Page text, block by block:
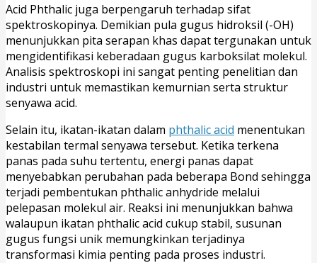
Acid Phthalic juga berpengaruh terhadap sifat
spektroskopinya. Demikian pula gugus hidroksil (-OH)
menunjukkan pita serapan khas dapat tergunakan untuk
mengidentifikasi keberadaan gugus karboksilat molekul.
Analisis spektroskopi ini sangat penting penelitian dan
industri untuk memastikan kemurnian serta struktur
senyawa acid.
Selain itu, ikatan-ikatan dalam phthalic acid menentukan
kestabilan termal senyawa tersebut. Ketika terkena
panas pada suhu tertentu, energi panas dapat
menyebabkan perubahan pada beberapa Bond sehingga
terjadi pembentukan phthalic anhydride melalui
pelepasan molekul air. Reaksi ini menunjukkan bahwa
walaupun ikatan phthalic acid cukup stabil, susunan
gugus fungsi unik memungkinkan terjadinya
transformasi kimia penting pada proses industri.